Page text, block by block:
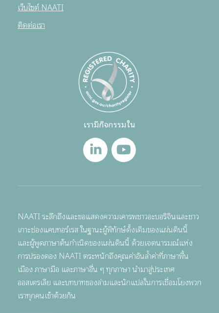
เว็บไซต์ NAATI
ติดต่อเรา
เรามีกิจกรรมใน
NAATI ระลึกถึงและขอแสดงความเคารพชาวอะบอริจินและชาว
เกาะช่องแคบทอร์เรส ในฐานะผู้พิทักษ์ดั้งเดิมของแผ่นดินนี้
และผู้พูดภาษาต้นกำเนิดของแผ่นดินนี้ ด้วยเจตนารมณ์แห่ง
การปรองดอง NAATI ตระหนักถึงคุณค่าอันล้ำค่าที่ภาษาพื้น
เมือง ภาษามือ และภาษาอื่น ๆ ทุกภาษา นำมาสู่ประเทศ
ออสเตรเลีย และบทบาทของล่ามและนักแปลในการเชื่อมโยงพวก
เราทุกคนเข้าด้วยกัน